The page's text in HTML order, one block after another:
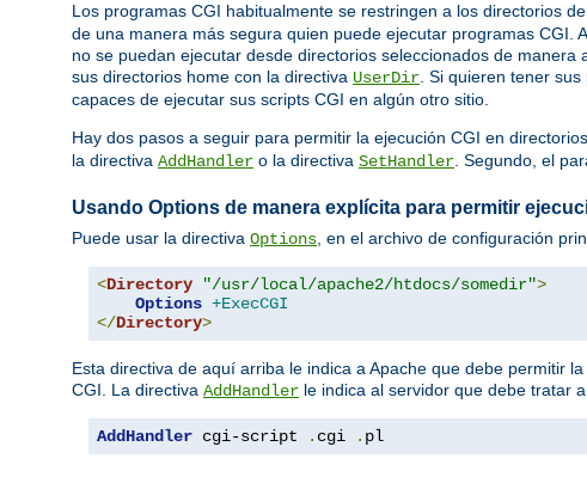
Los programas CGI habitualmente se restringen a los directorios de
de una manera más segura quien puede ejecutar programas
no se puedan ejecutar desde directorios seleccionados de
sus directorios home con la directiva UserDir. Si quieren tener
capaces de ejecutar sus scripts CGI en algún otro sitio.
Hay dos pasos a seguir para permitir la ejecución CGI en
la directiva AddHandler o la directiva SetHandler. Segundo, el
Usando Options de manera explícita para permitir
Puede usar la directiva Options , en el archivo de configuración
<Directory "/usr/local/apache2/htdocs/somedir">
Options +ExecCGI
</Directory>
Esta directiva de aquí arriba le indica a Apache que debe permitir
CGI. La directiva AddHandler le indica al servidor que debe tratar
AddHandler cgi-script . cgi . pl